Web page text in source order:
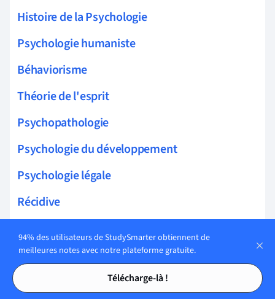
Tables des matières
Tables des matières
Histoire de la Psychologie
Psychologie humaniste
Béhaviorisme
Théorie de l'esprit
Psychopathologie
Psychologie du développement
Psychologie légale
Récidive
Sélection sexuelle
Émotions primaires
94% des utilisateurs de StudySmarter obtiennent de
meilleures notes avec notre plateforme gratuite.
Télécharge-là !